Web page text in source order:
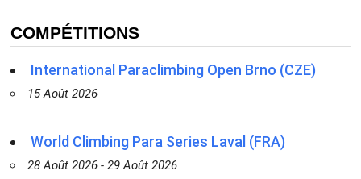
COMPÉTITIONS
International Paraclimbing Open Brno (CZE)
15 Août 2026
World Climbing Para Series Laval (FRA)
28 Août 2026 - 29 Août 2026